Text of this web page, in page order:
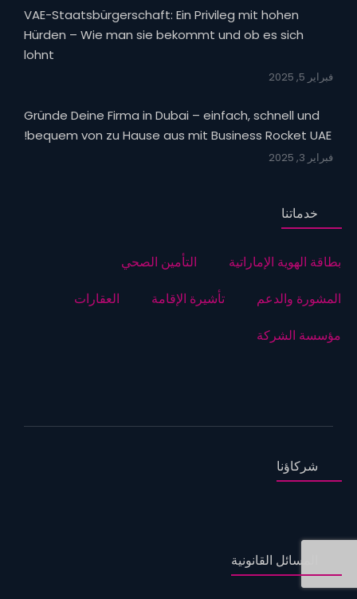
VAE-Staatsbürgerschaft: Ein Privileg mit hohen
Hürden – Wie man sie bekommt und ob es sich
lohnt
فبراير 5, 2025
Gründe Deine Firma in Dubai – einfach, schnell und
bequem von zu Hause aus mit Business Rocket UAE!
فبراير 3, 2025
خدماتنا
بطاقة الهوية الإماراتية
التأمين الصحي
المشورة والدعم
تأشيرة الإقامة
العقارات
مؤسسة الشركة
شركاؤنا
المسائل القانونية